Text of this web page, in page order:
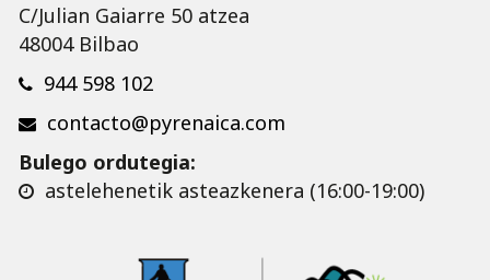
C/Julian Gaiarre 50 atzea
48004 Bilbao
944 598 102
contacto@pyrenaica.com
Bulego ordutegia:
astelehenetik asteazkenera (16:00-19:00)